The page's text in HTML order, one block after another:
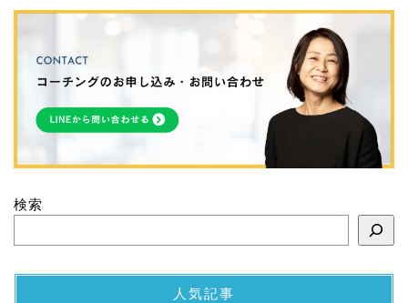
検索
人気記事